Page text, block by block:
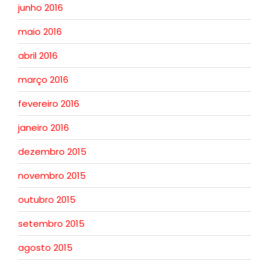
junho 2016
maio 2016
abril 2016
março 2016
fevereiro 2016
janeiro 2016
dezembro 2015
novembro 2015
outubro 2015
setembro 2015
agosto 2015